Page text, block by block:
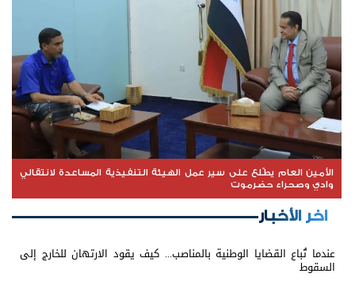
الأمين العام يطّلع على سير عمل الهيئة التنفيذية المساعدة لانتقالي
وادي وصحراء حضرموت
اخر الأخبار
عندما تُباع القضايا الوطنية بالمناصب... كيف يقود الارتهان للخارج إلى
السقوط